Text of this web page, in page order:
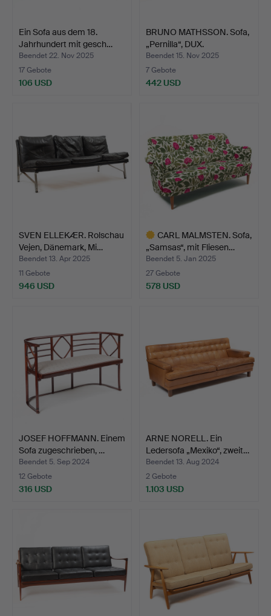
Ein Sofa aus dem 18.
Jahrhundert mit gesch…
Beendet 22. Nov 2025
17 Gebote
106 USD
BRUNO MATHSSON. Sofa,
„Pernilla“, DUX.
Beendet 15. Nov 2025
7 Gebote
442 USD
SVEN ELLEKÆR. Rolschau
Vejen, Dänemark, Mi…
Beendet 13. Apr 2025
11 Gebote
946 USD
CARL MALMSTEN. Sofa,
„Samsas“, mit Fliesen…
Beendet 5. Jan 2025
27 Gebote
578 USD
JOSEF HOFFMANN. Einem
Sofa zugeschrieben, …
Beendet 5. Sep 2024
12 Gebote
316 USD
ARNE NORELL. Ein
Ledersofa „Mexiko“, zweit…
Beendet 13. Aug 2024
2 Gebote
1.103 USD